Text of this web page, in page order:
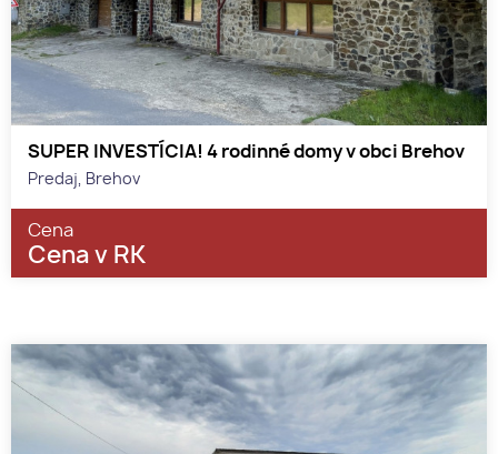
SUPER INVESTÍCIA! 4 rodinné domy v obci Brehov
Predaj, Brehov
Cena
Cena v RK